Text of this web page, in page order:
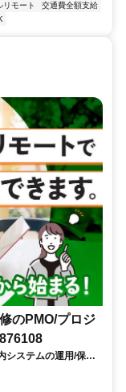
リモート
交通費全額支給
のPMO/プロジ
システムの運用/保守
タート/大手SI企業勤